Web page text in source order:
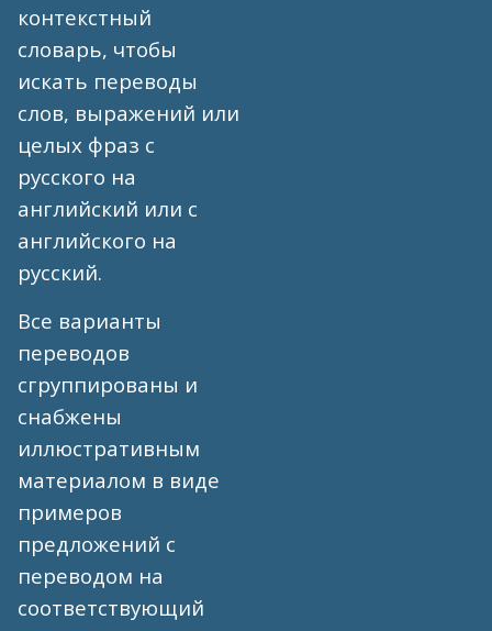
контекстный
словарь, чтобы
искать переводы
слов, выражений или
целых фраз с
русского на
английский или с
английского на
русский.
Все варианты
переводов
сгруппированы и
снабжены
иллюстративным
материалом в виде
примеров
предложений с
переводом на
соответствующий